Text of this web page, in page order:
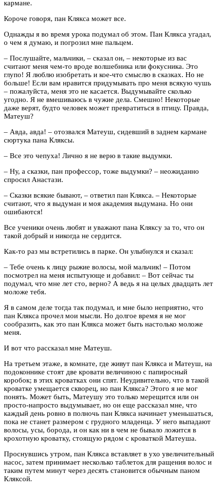
кармане.
Короче говоря, пан Клякса может все.
Однажды я во время урока подумал об этом. Пан Клякса угадал,
о чем я думаю, и погрозил мне пальцем.
– Послушайте, мальчики, – сказал он, – некоторые из вас
считают меня чем-то вроде волшебника или фокусника. Это
глупо! Я люблю изобретать и кое-что смыслю в сказках. Но не
больше! Если вам нравится придумывать про меня всякую чушь
– пожалуйста, меня это не касается. Выдумывайте сколько
угодно. Я не вмешиваюсь в чужие дела. Смешно! Некоторые
даже верят, будто человек может превратиться в птицу. Правда,
Матеуш?
– Авда, авда! – отозвался Матеуш, сидевший в заднем кармане
сюртука пана Кляксы.
– Все это чепуха! Лично я не верю в такие выдумки.
– Ну, а сказки, пан профессор, тоже выдумки? – неожиданно
спросил Анастази.
– Сказки всякие бывают, – ответил пан Клякса. – Некоторые
считают, что я выдуман и моя академия выдумана. Но они
ошибаются!
Все ученики очень любят и уважают пана Кляксу за то, что он
такой добрый и никогда не сердится.
Как-то раз мы встретились в парке. Он улыбнулся и сказал:
– Тебе очень к лицу рыжие волосы, мой мальчик! – Потом
посмотрел на меня испытующе и добавил: – Вот сейчас ты
подумал, что мне лет сто, верно? А ведь я на целых двадцать лет
моложе тебя.
Я в самом деле тогда так подумал, и мне было неприятно, что
пан Клякса прочел мои мысли. Но долгое время я не мог
сообразить, как это пан Клякса может быть настолько моложе
меня.
И вот что рассказал мне Матеуш.
На третьем этаже, в комнате, где живут пан Клякса и Матеуш, на
подоконнике стоят две кровати величиною с папиросный
коробок; в этих кроватках они спят. Неудивительно, что в такой
кроватке умещается скворец, но пан Клякса? Этого я не мог
понять. Может быть, Матеушу это только мерещится или он
просто-напросто выдумывает, но он еще рассказал мне, что
каждый день ровно в полночь пан Клякса начинает уменьшаться,
пока не станет размером с грудного младенца. У него выпадают
волосы, усы, борода, и он как ни в чем не бывало ложится в
крохотную кроватку, стоящую рядом с кроваткой Матеуша.
Проснувшись утром, пан Клякса вставляет в ухо увеличительный
насос, затем принимает несколько таблеток для ращения волос и
таким путем минут через десять становится обычным паном
Кляксой.